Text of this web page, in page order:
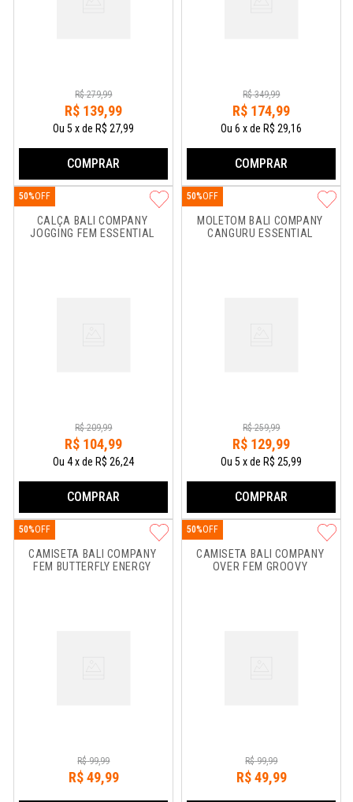
R$ 279,99
R$ 139,99
Ou5 xde R$ 27,99
COMPRAR
R$ 349,99
R$ 174,99
Ou6 xde R$ 29,16
COMPRAR
CALÇA BALI COMPANY
JOGGING FEM ESSENTIAL
50%
R$ 209,99
R$ 104,99
Ou4xde R$ 26,24
COMPRAR
MOLETOM BALI COMPANY
CANGURU ESSENTIAL
50%
R$ 259,99
R$ 129,99
Ou5 xde R$ 25,99
COMPRAR
CAMISETA BALI COMPANY
FEM BUTTERFLY ENERGY
50%
R$ 99,99
R$49,99
CAMISETA BALI COMPANY
OVER FEM GROOVY
50%
R$ 99,99
R$49,99